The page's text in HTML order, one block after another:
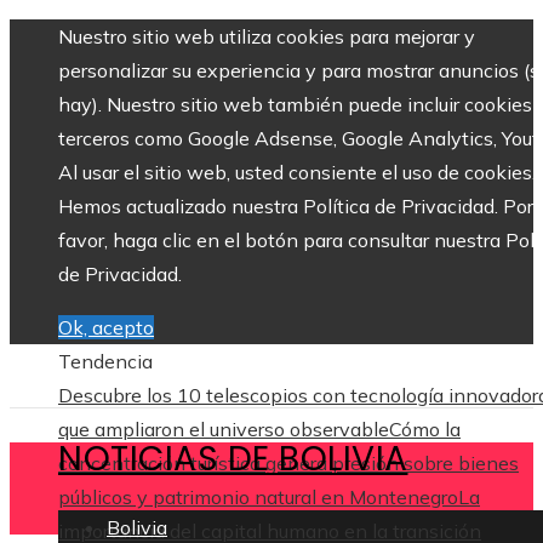
Nuestro sitio web utiliza cookies para mejorar y
personalizar su experiencia y para mostrar anuncios
hay). Nuestro sitio web también puede incluir cookies
terceros como Google Adsense, Google Analytics,
Al usar el sitio web, usted consiente el uso de cookies.
Hemos actualizado nuestra Política de Privacidad. Por
favor, haga clic en el botón para consultar nuestra
de Privacidad.
Ok, acepto
Tendencia
Descubre los 10 telescopios con tecnología
que ampliaron el universo observableCómo la
concentración turística genera presión sobre bienes
públicos y patrimonio natural en MontenegroLa
importancia del capital humano en la transición
NOTICIAS DE BOLIVIA
Bolivia